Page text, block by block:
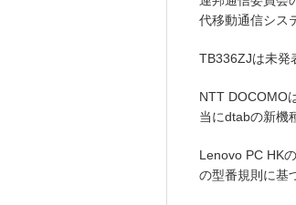
代移動通信シス
TB336ZJは未発
NTT DOCOMO
当にdtabの新機
Lenovo PC HK
の型番規則に基